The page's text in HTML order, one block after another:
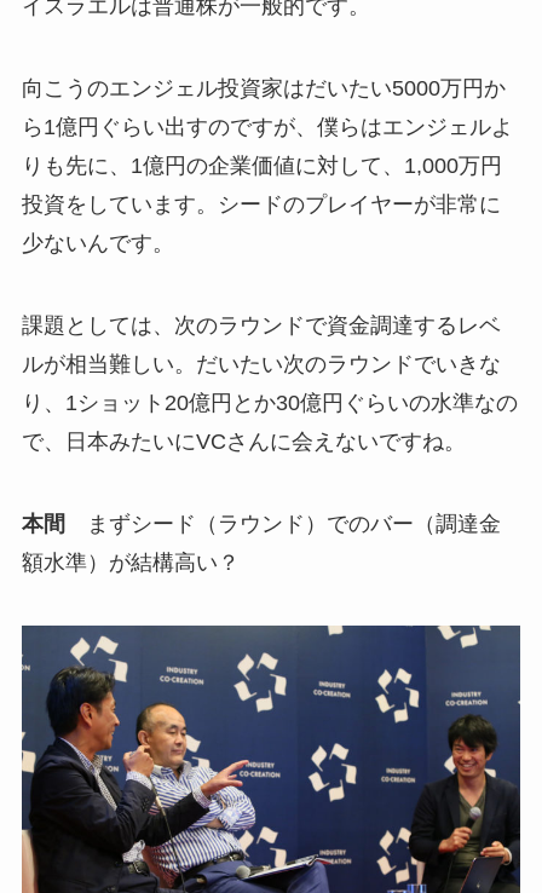
イスラエルは普通株が一般的です。
向こうのエンジェル投資家はだいたい5000万円か
ら1億円ぐらい出すのですが、僕らはエンジェルよ
りも先に、1億円の企業価値に対して、1,000万円
投資をしています。シードのプレイヤーが非常に
少ないんです。
課題としては、次のラウンドで資金調達するレベ
ルが相当難しい。だいたい次のラウンドでいきな
り、1ショット20億円とか30億円ぐらいの水準なの
で、日本みたいにVCさんに会えないですね。
本間 まずシード（ラウンド）でのバー（調達金
額水準）が結構高い？